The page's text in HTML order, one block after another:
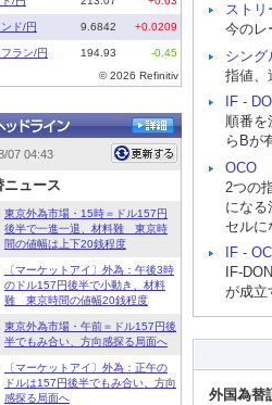
ストリ
今のレ
シング
指値、
IF -
順番を
らBが
OCO
2つの
になる
セルに
IF -
IF-
が成立
外国為替